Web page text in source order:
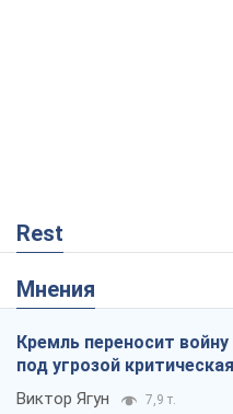
Rest
Мнения
Кремль переносит
под угрозой
Виктор Ягун 7,9 т.